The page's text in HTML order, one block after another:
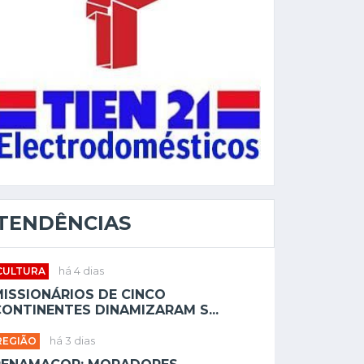
há 4 dias
DE CINCO
DINAMIZARAM S...
há 3 dias